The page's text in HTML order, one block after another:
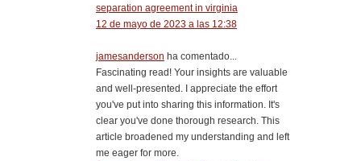
separation agreement in virginia
12 de mayo de 2023 a las 12:38
jamesanderson ha comentado...
Fascinating read! Your insights are valuable
and well-presented. I appreciate the effort
you've put into sharing this information. It's
clear you've done thorough research. This
article broadened my understanding and left
me eager for more.